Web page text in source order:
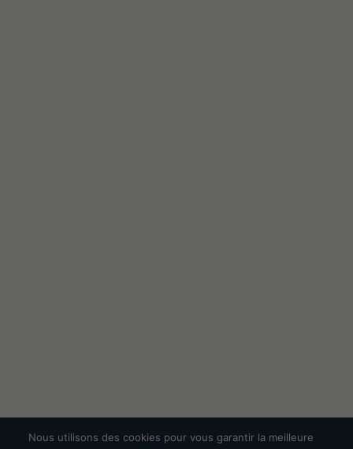
Nous utilisons des cookies pour vous garantir la meilleure